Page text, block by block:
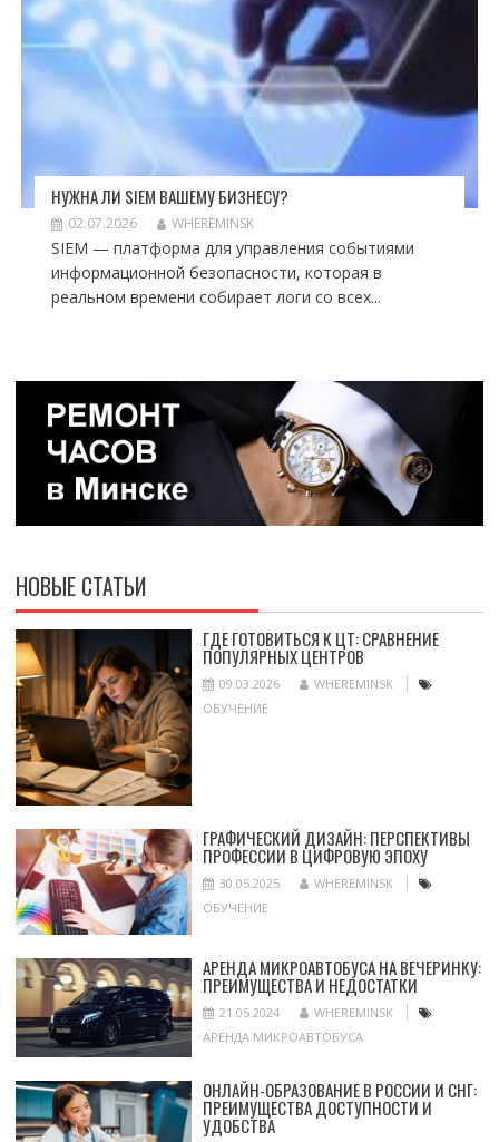
НУЖНА ЛИ SIEM ВАШЕМУ БИЗНЕСУ?
02.07.2026 WHEREMINSK
SIEM — платформа для управления событиями
информационной безопасности, которая в
реальном времени собирает логи со всех...
НОВЫЕ СТАТЬИ
ГДЕ ГОТОВИТЬСЯ К ЦТ: СРАВНЕНИЕ
ПОПУЛЯРНЫХ ЦЕНТРОВ
09.03.2026
WHEREMINSK
ОБУЧЕНИЕ
ГРАФИЧЕСКИЙ ДИЗАЙН: ПЕРСПЕКТИВЫ
ПРОФЕССИИ В ЦИФРОВУЮ ЭПОХУ
30.05.2025
WHEREMINSK
ОБУЧЕНИЕ
АРЕНДА МИКРОАВТОБУСА НА ВЕЧЕРИНКУ:
ПРЕИМУЩЕСТВА И НЕДОСТАТКИ
21.05.2024
WHEREMINSK
АРЕНДА МИКРОАВТОБУСА
ОНЛАЙН-ОБРАЗОВАНИЕ В РОССИИ И СНГ:
ПРЕИМУЩЕСТВА ДОСТУПНОСТИ И
УДОБСТВА